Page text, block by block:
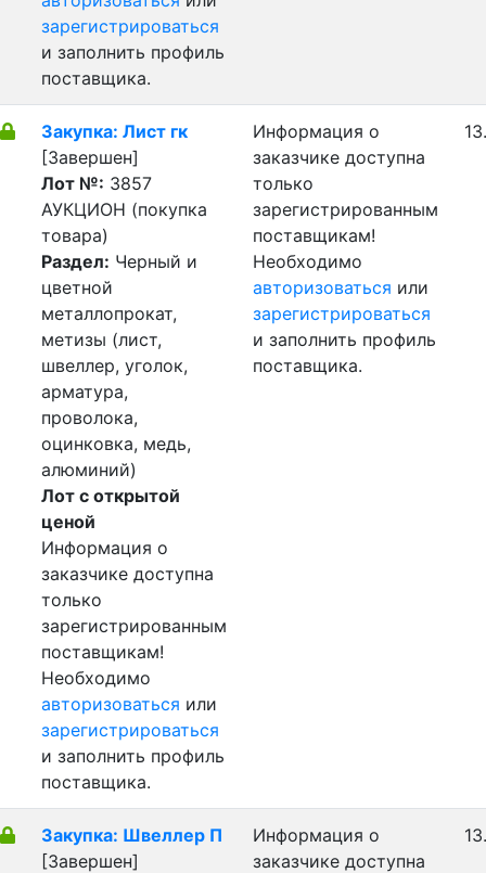
зарегистрироваться
и заполнить профиль
поставщика.
Закупка: Лист гк
[Завершен]
Лот №: 3857
АУКЦИОН (покупка
товара)
Раздел: Черный и
цветной
металлопрокат,
метизы (лист,
швеллер, уголок,
арматура,
проволока,
оцинковка, медь,
алюминий)
Лот с открытой
ценой
Информация о
заказчике доступна
только
зарегистрированным
поставщикам!
Необходимо
авторизоваться или
зарегистрироваться
и заполнить профиль
поставщика.
Информация о
заказчике доступна
только
зарегистрированным
поставщикам!
Необходимо
авторизоваться или
зарегистрироваться
и заполнить профиль
поставщика.
Закупка: Швеллер П
[Завершен]
Информация о
заказчике доступна